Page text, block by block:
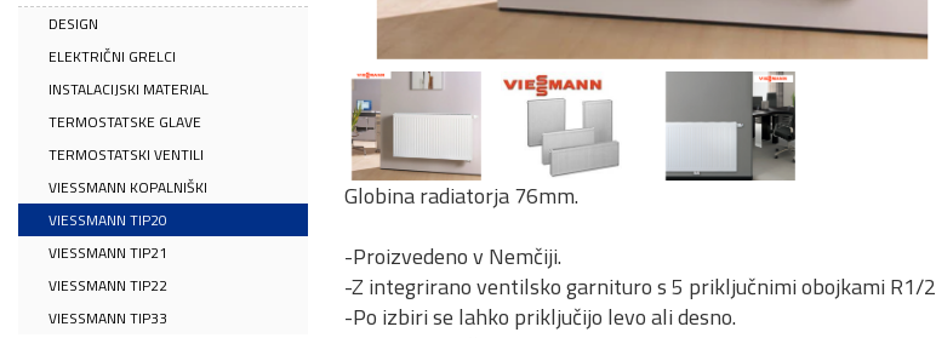
DESIGN
ELEKTRIČNI GRELCI
INSTALACIJSKI MATERIAL
TERMOSTATSKE GLAVE
TERMOSTATSKI VENTILI
VIESSMANN KOPALNIŠKI
VIESSMANN TIP20
VIESSMANN TIP21
VIESSMANN TIP22
VIESSMANN TIP33
Globina radiatorja 76mm.
-Proizvedeno v Nemčiji.
-Z integrirano ventilsko garnituro s 5 priključnimi obojkami R1/2
-Po izbiri se lahko priključijo levo ali desno.